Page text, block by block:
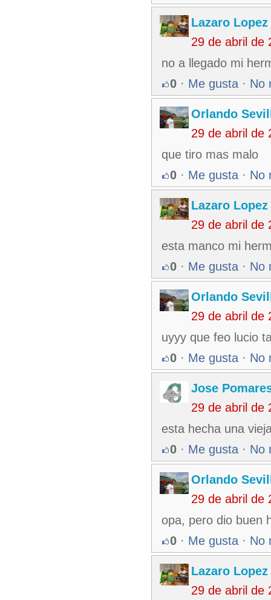
Lazaro Lopez
29 de abril de
no a llegado mi
0 · Me gusta · No
Orlando
29 de abril de
que tiro mas malo
0 · Me gusta · No
Lazaro Lopez
29 de abril de
esta manco mi
0 · Me gusta · No
Orlando
29 de abril de
uyyy que feo lucio
0 · Me gusta · No
Jose
29 de abril de
esta hecha una
0 · Me gusta · No
Orlando
29 de abril de
opa, pero dio buen
0 · Me gusta · No
Lazaro Lopez
29 de abril de